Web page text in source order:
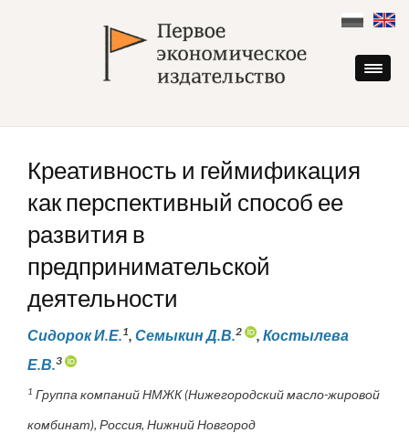
content
Креативность и геймификация
как перспективный способ ее
развития в
предпринимательской
деятельности
Сидорок И.Е.1, Семыкин Д.В.2 , Костылева
Е.В.3
1 Группа компаний НМЖК (Нижегородский масло-жировой
комбинат), Россия, Нижний Новгород